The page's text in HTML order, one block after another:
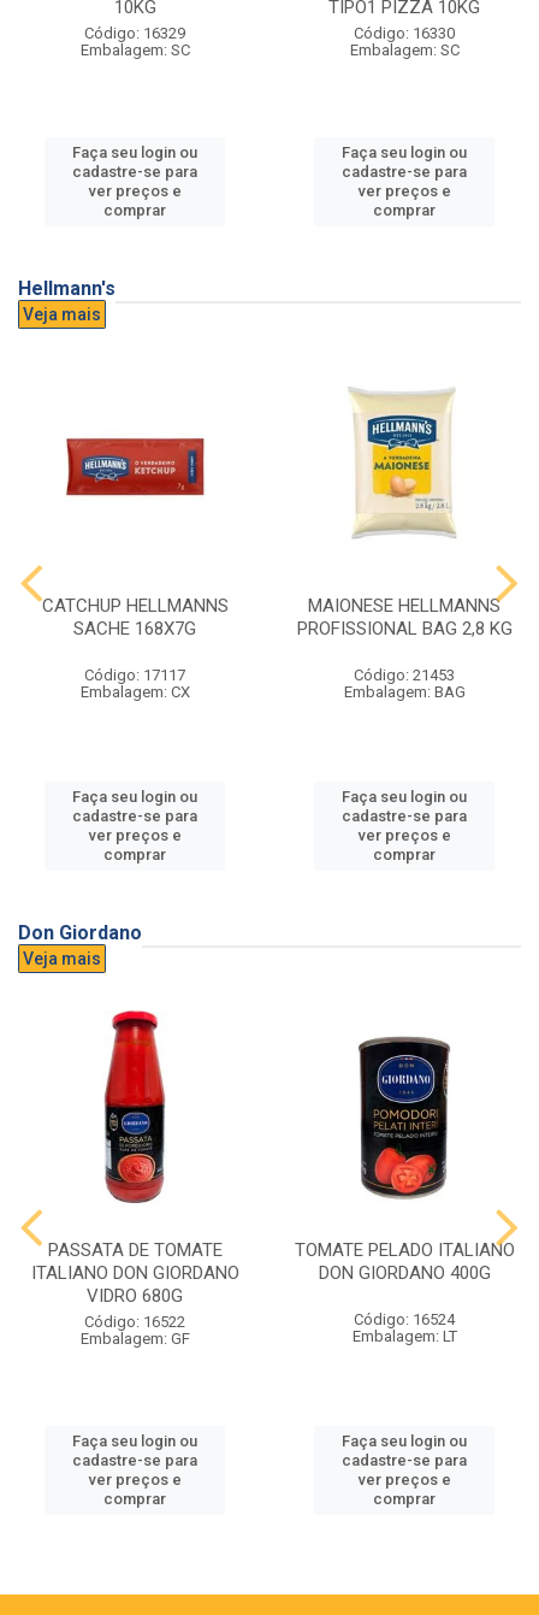
10KG
Código: 16329
Embalagem: SC
Faça seu login ou
cadastre-se para
ver preços e
comprar
TIPO1 PIZZA 10KG
Código: 16330
Embalagem: SC
Faça seu login ou
cadastre-se para
ver preços e
comprar
Hellmann's
Veja mais
CATCHUP HELLMANNS
SACHE 168X7G
Código: 17117
Embalagem: CX
Faça seu login ou
cadastre-se para
ver preços e
comprar
MAIONESE HELLMANNS
PROFISSIONAL BAG 2,8 KG
Código: 21453
Embalagem: BAG
Faça seu login ou
cadastre-se para
ver preços e
comprar
Don Giordano
Veja mais
PASSATA DE TOMATE
ITALIANO DON GIORDANO
VIDRO 680G
Código: 16522
Embalagem: GF
Faça seu login ou
cadastre-se para
ver preços e
comprar
TOMATE PELADO ITALIANO
DON GIORDANO 400G
Código: 16524
Embalagem: LT
Faça seu login ou
cadastre-se para
ver preços e
comprar